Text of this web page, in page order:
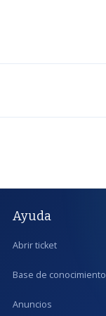
Ayuda
Abrir ticket
Base de conocimiento
Anuncios